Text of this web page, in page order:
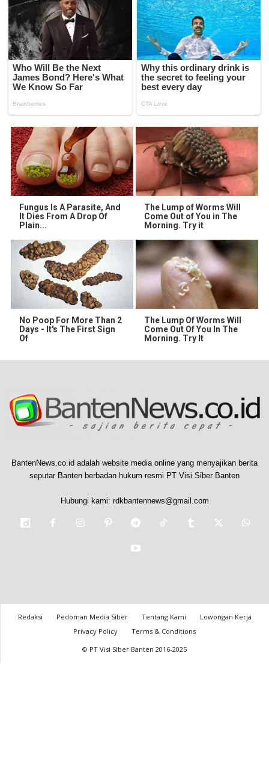
Fungus Is A Parasite, And
It Dies From A Drop Of
Plain...
The Lump of Worms Will
Come Out of You in The
Morning. Try it
No Poop For More Than 2
Days - It's The First Sign
Of
The Lump Of Worms Will
Come Out Of You In The
Morning. Try It
BantenNews.co.id adalah website media online yang menyajikan berita
seputar Banten berbadan hukum resmi PT Visi Siber Banten
Hubungi kami: rdkbantennews@gmail.com
Redaksi Pedoman Media Siber Tentang Kami
Lowongan Kerja
Privacy Policy
Terms & Conditions
© PT Visi Siber Banten 2016-2025